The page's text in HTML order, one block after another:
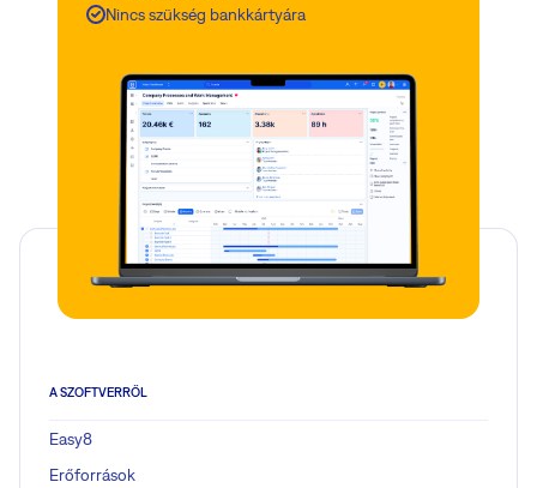
Nincs szükség bankkártyára
A SZOFTVERRŐL
Easy8
Erőforrások